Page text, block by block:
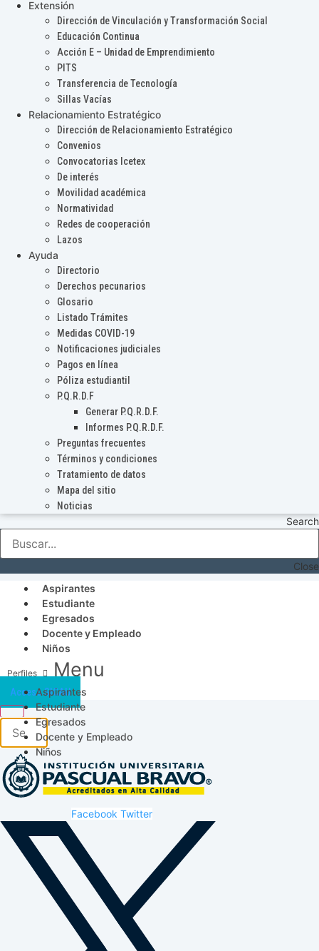
Extensión
Dirección de Vinculación y Transformación Social
Educación Continua
Acción E – Unidad de Emprendimiento
PITS
Transferencia de Tecnología
Sillas Vacías
Relacionamiento Estratégico
Dirección de Relacionamiento Estratégico
Convenios
Convocatorias Icetex
De interés
Movilidad académica
Normatividad
Redes de cooperación
Lazos
Ayuda
Directorio
Derechos pecunarios
Glosario
Listado Trámites
Medidas COVID-19
Notificaciones judiciales
Pagos en línea
Póliza estudiantil
P.Q.R.D.F
Generar P.Q.R.D.F.
Informes P.Q.R.D.F.
Preguntas frecuentes
Términos y condiciones
Tratamiento de datos
Mapa del sitio
Noticias
Search
Close
Aspirantes
Estudiante
Egresados
Docente y Empleado
Niños
Menu
Aspirantes
Estudiante
Egresados
Docente y Empleado
Niños
Acceso SICAU
Facebook Twitter